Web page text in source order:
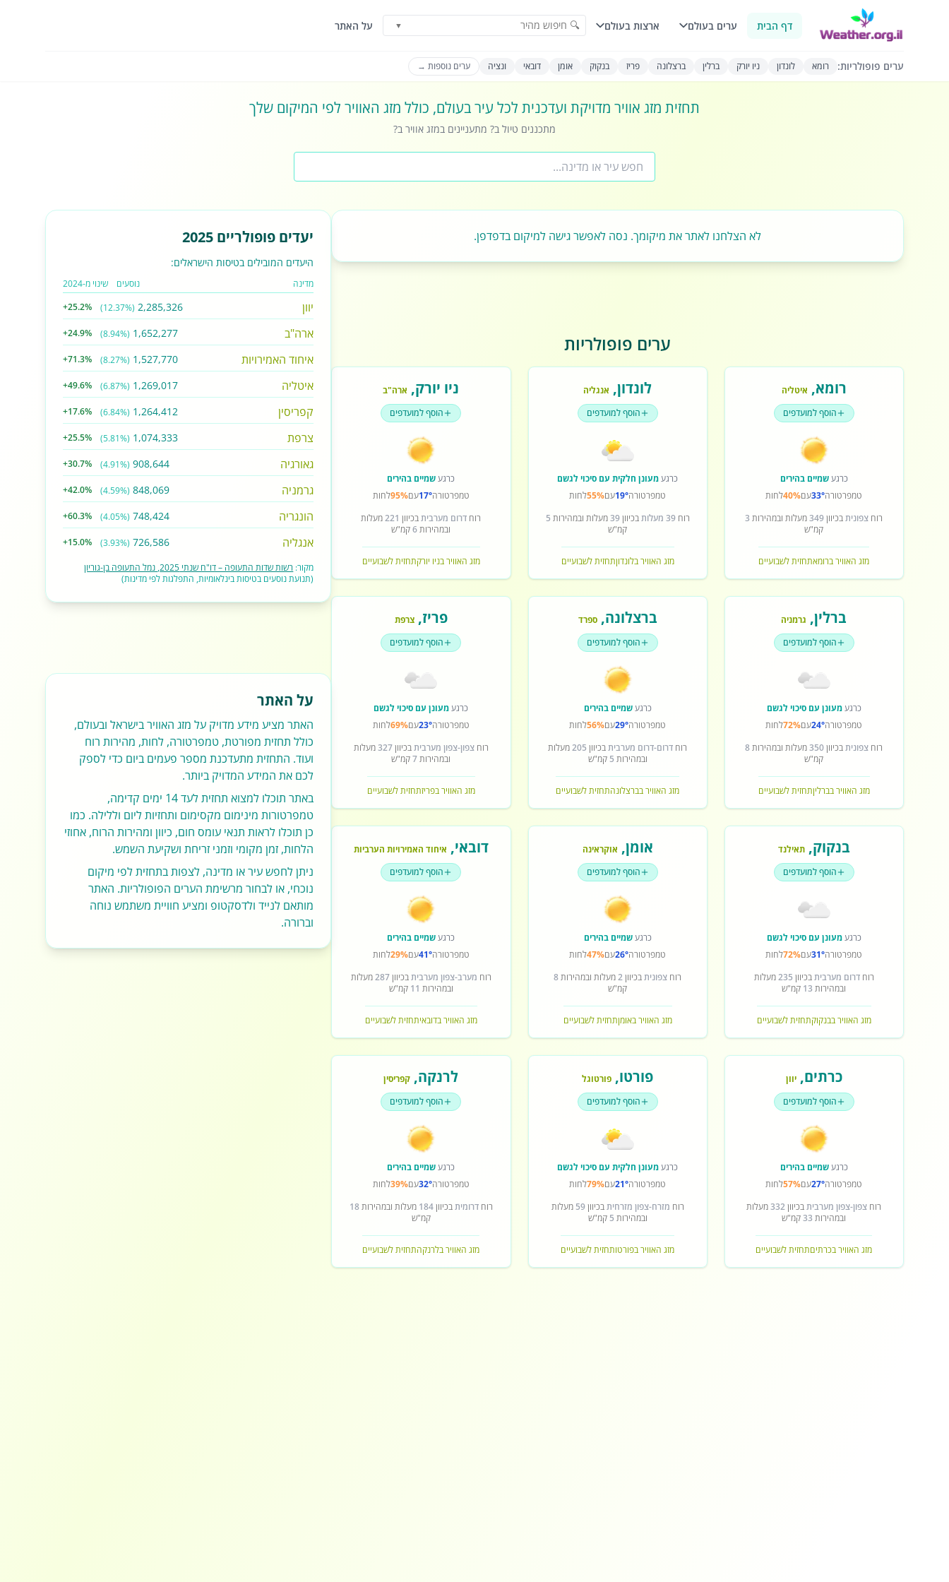
דף הבית ערים בעולם ארצות בעולם 🔍 חיפוש מהיר ▼ על האתר
ערים פופולריות: רומא לונדון ניו יורק ברלין ברצלונה פריז בנקוק אומן דובאי ונציה ערים נוספות →
תחזית מזג אוויר מדויקת ועדכנית לכל עיר בעולם, כולל מזג האוויר לפי המיקום שלך
מתכננים טיול ב? מתעניינים במזג אוויר ב?
לא הצלחנו לאתר את מיקומך. נסה לאפשר גישה למיקום בדפדפן.
ערים פופולריות
רומא, איטליה
הוסף למועדפים
כרגעשמיים בהירים
טמפרטורה33°עם40%לחות
רוח צפוניתבכיוון349מעלות ובמהירות 3
קמ"ש
מזג האוויר ברומאתחזית לשבועיים
לונדון, אנגליה
הוסף למועדפים
כרגעמעונן חלקית עם סיכוי לגשם
טמפרטורה19°עם55%לחות
רוח39 מעלות בכיוון39מעלות ובמהירות 5
קמ"ש
מזג האוויר בלונדוןתחזית לשבועיים
ניו יורק, ארה"ב
הוסף למועדפים
כרגעשמיים בהירים
טמפרטורה17°עם95%לחות
רוח דרום מערביתבכיוון 221מעלות
ובמהירות6קמ"ש
מזג האוויר בניו יורקתחזית לשבועיים
ברלין, גרמניה
הוסף למועדפים
כרגעמעונן עם סיכוי לגשם
טמפרטורה24°עם72%לחות
רוח צפוניתבכיוון350מעלות ובמהירות8
קמ"ש
מזג האוויר בברליןתחזית לשבועיים
ברצלונה,ספרד
הוסף למועדפים
כרגעשמיים בהירים
טמפרטורה29°עם56%לחות
רוח דרום-דרום מערביתבכיוון 205מעלות
ובמהירות 5 קמ"ש
מזג האוויר בברצלונהתחזית לשבועיים
פריז,צרפת
הוסף למועדפים
כרגעמעונן עם סיכוי לגשם
טמפרטורה23°עם69%לחות
רוחצפון-צפון מערביתבכיוון327מעלות
ובמהירות7קמ"ש
מזג האוויר בפריזתחזית לשבועיים
בנקוק,תאילנד
הוסף למועדפים
כרגעמעונן עם סיכוי לגשם
טמפרטורה31°עם72%לחות
רוחדרום מערביתבכיוון 235מעלות
ובמהירות 13 קמ"ש
מזג האוויר בבנקוקתחזית לשבועיים
אומן, אוקראינה
הוסף למועדפים
כרגעשמיים בהירים
טמפרטורה26°עם47%לחות
רוח צפוניתבכיוון2מעלות ובמהירות8
קמ"ש
מזג האוויר באומןתחזית לשבועיים
דובאי, איחוד האמירויות הערביות
הוסף למועדפים
כרגעשמיים בהירים
טמפרטורה41°עם29%לחות
רוח מערב-צפון מערביתבכיוון287מעלות
ובמהירות 11 קמ"ש
מזג האוויר בדובאיתחזית לשבועיים
כרתים,יוון
הוסף למועדפים
כרגעשמיים בהירים
טמפרטורה27°עם57%לחות
רוח צפון-צפון מערביתבכיוון332מעלות
ובמהירות 33קמ"ש
מזג האוויר בכרתיםתחזית לשבועיים
פורטו, פורטוגל
הוסף למועדפים
כרגעמעונן חלקית עם סיכוי לגשם
טמפרטורה21°עם79%לחות
רוח מזרח-צפון מזרחיתבכיוון59 מעלות
ובמהירות 5 קמ"ש
מזג האוויר בפורטותחזית לשבועיים
לרנקה, קפריסין
הוסף למועדפים
כרגעשמיים בהירים
טמפרטורה32°עם39%לחות
רוחדרומיתבכיוון184 מעלות ובמהירות18
קמ"ש
מזג האוויר בלרנקהתחזית לשבועיים
יעדים פופולריים 2025
היעדים המובילים בטיסות הישראלים:
מדינה נוסעים שינוי מ-2024
יוון 2,285,326
(12.37%)
+25.2%
ארה"ב 1,652,277
(8.94%)
+24.9%
איחוד האמירויות 1,527,770
(8.27%)
+71.3%
איטליה 1,269,017
(6.87%)
+49.6%
קפריסין 1,264,412
(6.84%)
+17.6%
צרפת 1,074,333
(5.81%)
+25.5%
גאורגיה 908,644
(4.91%)
+30.7%
גרמניה 848,069
(4.59%)
+42.0%
הונגריה 748,424
(4.05%)
+60.3%
אנגליה 726,586
(3.93%)
+15.0%
מקור: רשות שדות התעופה – דו"ח שנתי 2025, נמל התעופה בן-גוריון
(תנועת נוסעים בטיסות בינלאומיות, התפלגות לפי מדינות)
על האתר
האתר מציע מידע מדויק על מזג האוויר בישראל ובעולם,
כולל תחזית מפורטת, טמפרטורה, לחות, מהירות רוח
ועוד. התחזית מתעדכנת מספר פעמים ביום כדי לספק
לכם את המידע המדויק ביותר.
באתר תוכלו למצוא תחזית לעד 14 ימים קדימה,
טמפרטורות מינימום מקסימום ותחזיות ליום וללילה. כמו
כן תוכלו לראות תנאי עומס חום, כיוון ומהירות הרוח, אחוזי
הלחות, זמן מקומי וזמני זריחת ושקיעת השמש.
ניתן לחפש עיר או מדינה, לצפות בתחזית לפי מיקום
נוכחי, או לבחור מרשימת הערים הפופולריות. האתר
מותאם לנייד ולדסקטופ ומציע חוויית משתמש נוחה
וברורה.